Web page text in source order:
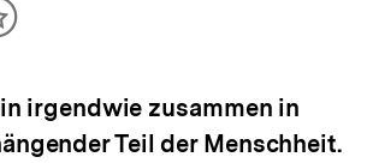
irgendwie zusammen in
Teil der Menschheit.